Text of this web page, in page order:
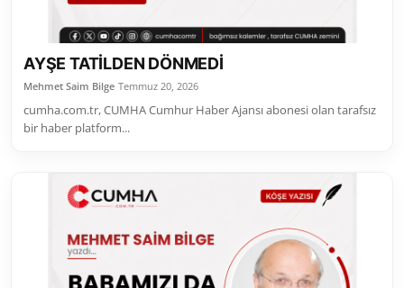
AYŞE TATİLDEN DÖNMEDİ
Mehmet Saim Bilge Temmuz 20, 2026
cumha.com.tr, CUMHA Cumhur Haber Ajansı abonesi olan tarafsız
bir haber platform...